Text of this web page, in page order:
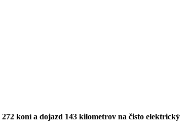
koní a dojazd 143 kilometrov na čisto elektrický